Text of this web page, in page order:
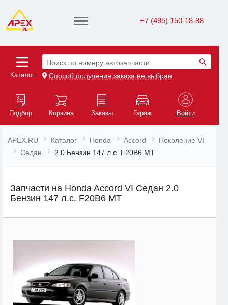
+7 (495) 150-18-88
Каталог
Поиск по номеру автозапчасти
Способ получения заказа не выбран
Подбор Корзина Заказы Гараж Войти
APEX.RU Каталог Honda Accord
Поколение VI
Седан
2.0 Бензин 147 л.с. F20B6 MT
Запчасти на Honda Accord VI Седан 2.0
Бензин 147 л.с. F20B6 MT